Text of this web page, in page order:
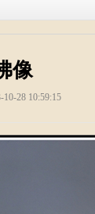
像
28 10:59:15